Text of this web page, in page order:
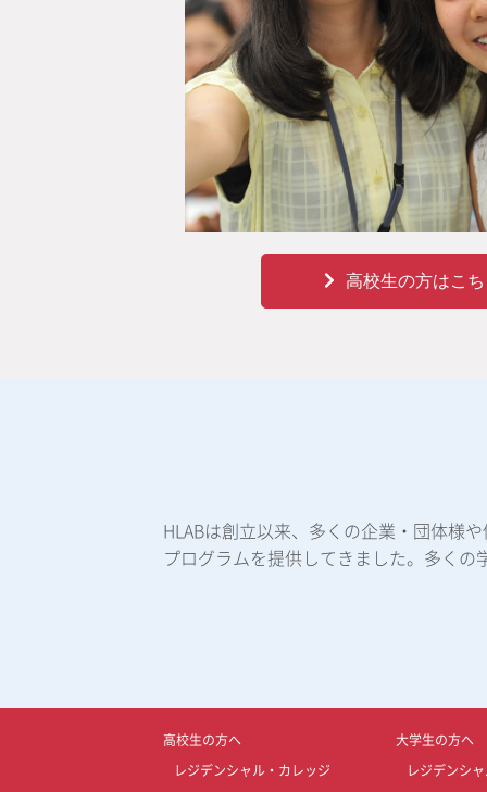
高校生の方はこ
HLABは創立以来、多くの企業・団体様
プログラムを提供してきました。多く
高校生の方へ
レジデンシャル・カレッジ
大学生の方へ
レジデンシ